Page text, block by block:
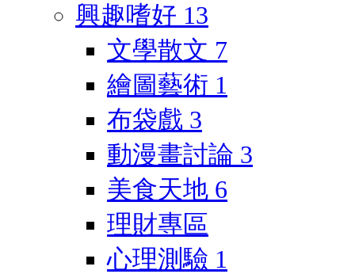
興趣嗜好 13
文學散文 7
繪圖藝術 1
布袋戲 3
動漫畫討論 3
美食天地 6
理財專區
心理測驗 1